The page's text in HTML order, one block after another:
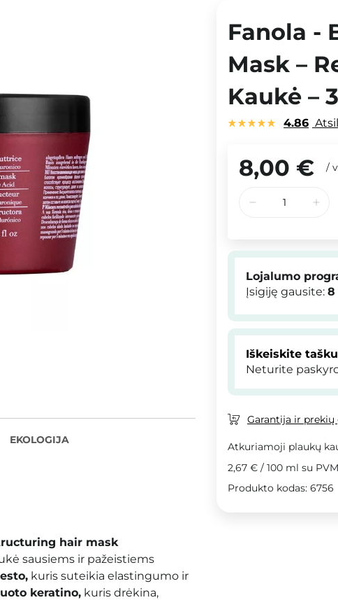
EKOLOGIJA
hair mask
sausiems ir pažeistiems
kuris suteikia elastingumo ir
keratino, kuris drėkina,
Fanola -
Mask –
Kaukė –
4.86
8,00 € /
Lojalumo
Įsigiję gausite: 8
Iškeiskite
Neturite
Garantija ir
Atkuriamoji plaukų
2,67 € / 100 ml su PVM
Produkto kodas: 6756